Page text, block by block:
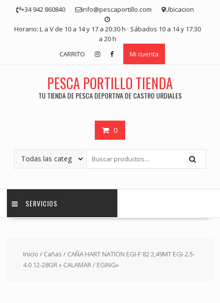
contenido
+34 942 860840 info@pescaportillo.com Ubicacion
Horario: L a V de 10 a 14 y 17 a 20:30 h · Sábados 10 a 14 y 17:30
a 20 h
CARRITO
Mi cuenta
PESCA PORTILLO TIENDA
TU TIENDA DE PESCA DEPORTIVA DE CASTRO URDIALES
0
SERVICIOS
Inicio / Cañas / CAÑA HART NATION EGI-F 82 2,49MT EGI-2.5-
4.0 12-28GR » CALAMAR / EGING»